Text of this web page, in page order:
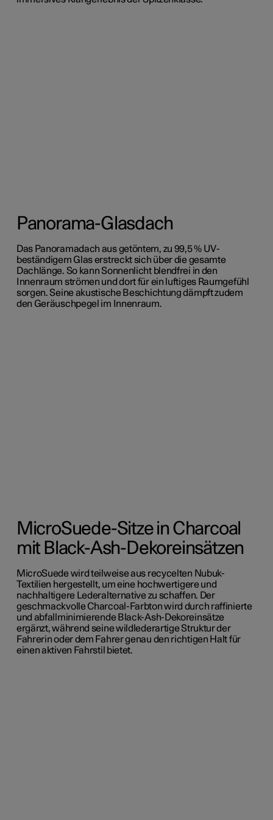
Panorama-Glasdach
Das Panoramadach aus getöntem, zu 99,5 % UV-
beständigem Glas erstreckt sich über die gesamte
Dachlänge. So kann Sonnenlicht blendfrei in den
Innenraum strömen und dort für ein luftiges Raumgefühl
sorgen. Seine akustische Beschichtung dämpft zudem
den Geräuschpegel im Innenraum.
MicroSuede-Sitze in Charcoal
mit Black-Ash-Dekoreinsätzen
MicroSuede wird teilweise aus recycelten Nubuk-
Textilien hergestellt, um eine hochwertigere und
nachhaltigere Lederalternative zu schaffen. Der
geschmackvolle Charcoal-Farbton wird durch raffinierte
und abfallminimierende Black-Ash-Dekoreinsätze
ergänzt, während seine wildlederartige Struktur der
Fahrerin oder dem Fahrer genau den richtigen Halt für
einen aktiven Fahrstil bietet.